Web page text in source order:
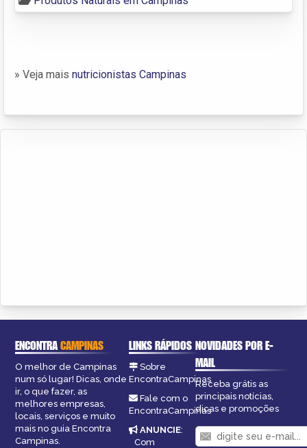
» Veja mais nutricionistas Campinas
ENCONTRACAMPINAS
O melhor de Campinas
num só lugar! Dicas, onde
ir, o que fazer, as
melhores empresas,
locais, serviços e muito
mais no guia Encontra
Campinas.
LINKS RÁPIDOS
Sobre
EncontraCampinas
Fale com o
EncontraCampinas
ANUNCIE:
Com
NOVIDADES POR E-
MAIL
Receba grátis as
principais notícias,
dicas e promoções